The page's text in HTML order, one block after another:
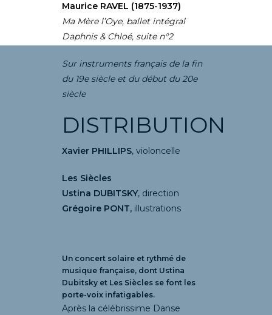
Maurice RAVEL (1875-1937)
Ma Mère l’Oye, ballet intégral
Daphnis & Chloé, suite n°2
Sur instruments français de la fin
du 19e siècle et du début du 20e
siècle
DISTRIBUTION
Xavier PHILLIPS, violoncelle
Les Siècles
Ustina DUBITSKY, direction
Grégoire PONT, illustrations
Un concert solaire et rythmé de
musique française, dont Ustina
Dubitsky et Les Siècles se font les
porte-voix infatigables.
Après la célébrissime Danse